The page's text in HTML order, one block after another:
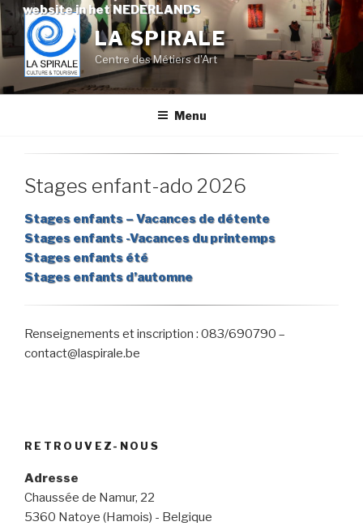
website in het NEDERLANDS
Skip
to
content
LA SPIRALE
Centre des Métiers d'Art
Menu
Stages enfant-ado 2026
Stages enfants – Vacances de détente
Stages enfants -Vacances du printemps
Stages enfants été
Stages enfants d’automne
Renseignements et inscription : 083/690790 –
contact@laspirale.be
RETROUVEZ-NOUS
Adresse
Chaussée de Namur, 22
5360 Natoye (Hamois) - Belgique